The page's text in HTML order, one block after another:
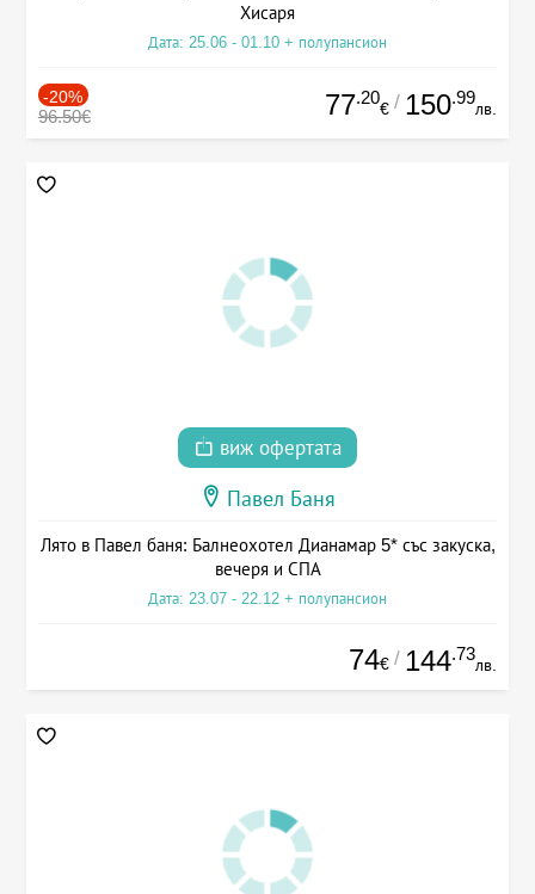
Хисаря
Дата: 25.06 - 01.10 + полупансион
-20%
96.50€ 77.20
€ / 150.99
лв.
виж офертата
Павел Баня
Лято в Павел баня: Балнеохотел Дианамар 5* със закуска,
вечеря и СПА
Дата: 23.07 - 22.12 + полупансион
74€ / 144.73
лв.